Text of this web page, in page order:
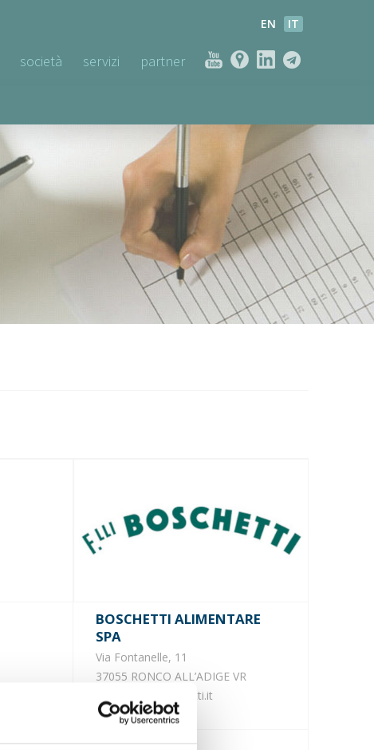
EN IT
società servizi partner
BOSCHETTI ALIMENTARE
SPA
Via Fontanelle, 11
37055 RONCO ALL’ADIGE VR
www.fratelliboschetti.it